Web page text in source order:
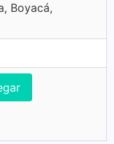
Boyacá,